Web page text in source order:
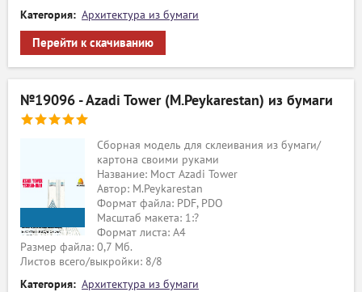
Категория: Архитектура из бумаги
Перейти к скачиванию
№19096 - Azadi Tower (M.Peykarestan) из бумаги
M.Peykarestan
Сборная модель для склеивания из бумаги/
картона своими руками
Название: Мост Azadi Tower
Автор: M.Peykarestan
Формат файла: PDF, PDO
Масштаб макета: 1:?
Формат листа: А4
Размер файла: 0,7 Мб.
Листов всего/выкройки: 8/8
Категория: Архитектура из бумаги